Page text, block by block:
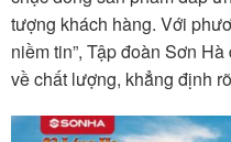
tượng khách hàng. Với
niềm tin”, Tập đoàn Sơn
về chất lượng, khẳng định